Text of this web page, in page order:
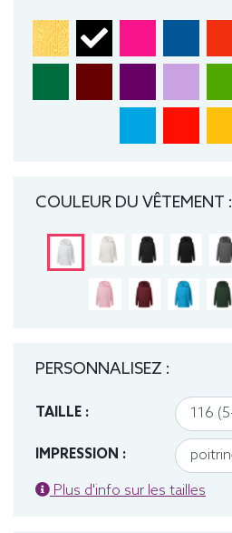
COULEUR DU VÊTEMENT :
PERSONNALISEZ :
TAILLE :
IMPRESSION :
Plus d'info sur les tailles